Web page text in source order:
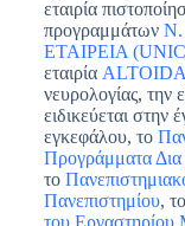
εταιρία
προγραμμάτων
ΕΤΑΙΡΕΙΑ
εταιρία ALTOIDA
νευρολογίας, την
ειδικεύεται στην
εγκεφάλου, το
Προγράμματα
το
Πανεπιστημίου, το